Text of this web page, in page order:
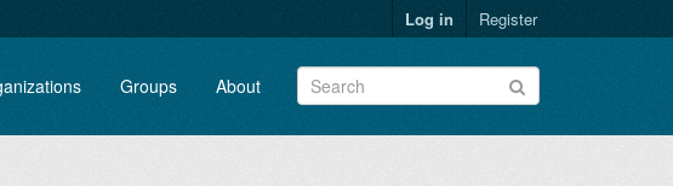
Log in Register
Groups About